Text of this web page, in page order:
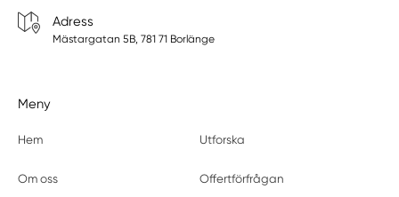
Adress
Mästargatan 5B, 781 71 Borlänge
Meny
Hem Utforska
Om oss Offertförfrågan